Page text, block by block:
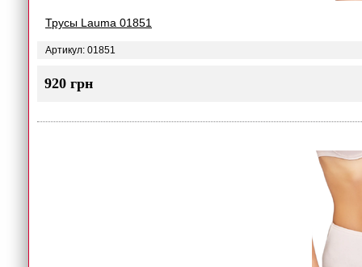
Трусы Lauma 01851
Артикул: 01851
920 грн